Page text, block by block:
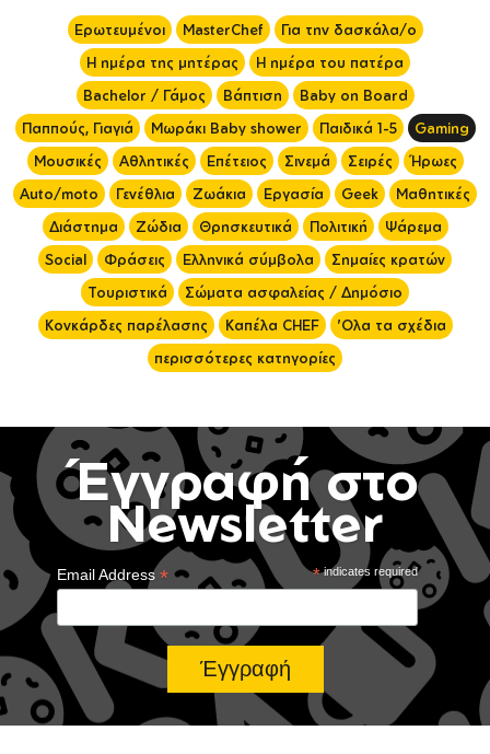
Ερωτευμένοι MasterChef
Για την δασκάλα/ο
Η ημέρα της μητέρας
Η ημέρα του πατέρα
Bachelor / Γάμος
Βάπτιση
Baby on Board
Παππούς, Γιαγιά
Μωράκι Baby shower Παιδικά 1-5
Gaming
Μουσικές
Αθλητικές Επέτειος Σινεμά Σειρές
Ήρωες
Auto/moto
Γενέθλια Ζωάκια Εργασία Geek
Μαθητικές
Διάστημα
Ζώδια Θρησκευτικά Πολιτική
Ψάρεμα
Social
Φράσεις Ελληνικά σύμβολα
Σημαίες κρατών
Τουριστικά
Σώματα ασφαλείας / Δημόσιο
Κονκάρδες παρέλασης
Καπέλα CHEF
'Ολα τα σχέδια
περισσότερες κατηγορίες
Έγγραφή στο
Newsletter
*indicates required
Email Address*